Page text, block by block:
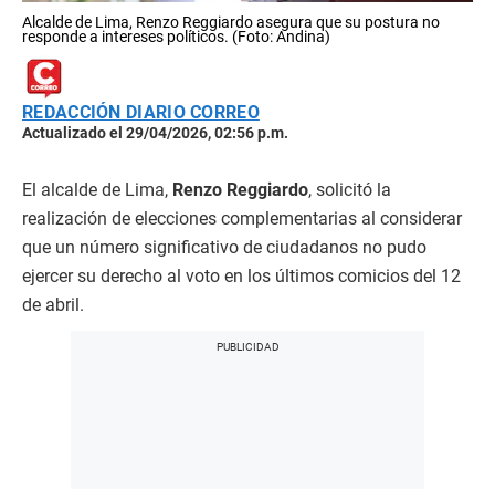
Alcalde de Lima, Renzo Reggiardo asegura que su postura no
responde a intereses políticos. (Foto: Andina)
REDACCIÓN DIARIO CORREO
Actualizado el 29/04/2026, 02:56 p.m.
El alcalde de Lima, Renzo Reggiardo, solicitó la
realización de elecciones complementarias al considerar
que un número significativo de ciudadanos no pudo
ejercer su derecho al voto en los últimos comicios del 12
de abril.